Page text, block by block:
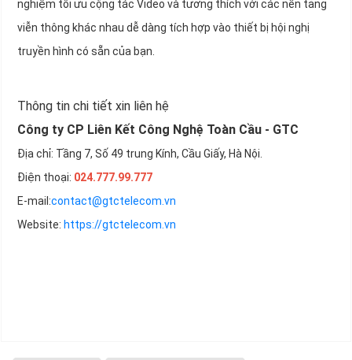
nghiệm tối ưu cộng tác Video và tương thích với các nền tảng
viễn thông khác nhau dễ dàng tích hợp vào thiết bị hội nghị
truyền hình có sẵn của bạn.
Thông tin chi tiết xin liên hệ
Công ty CP Liên Kết Công Nghệ Toàn Cầu - GTC
Địa chỉ: Tầng 7, Số 49 trung Kính, Cầu Giấy, Hà Nội.
Điện thoại: 024.777.99.777
E-mail:contact@gtctelecom.vn
Website: https://gtctelecom.vn